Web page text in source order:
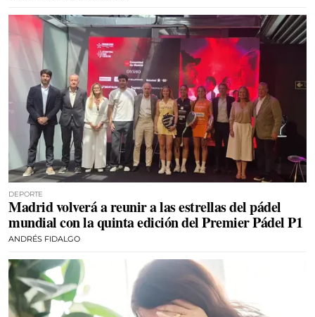
DEPORTE
Madrid volverá a reunir a las estrellas del pádel
mundial con la quinta edición del Premier Pádel P1
ANDRÉS FIDALGO